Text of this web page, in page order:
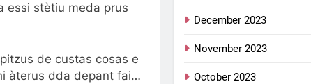
essi stètiu meda prus
de custas cosas e
àterus dda depant fai…
December 2023
November 2023
October 2023